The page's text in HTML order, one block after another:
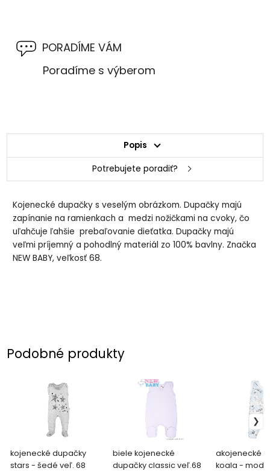
PORADÍME VÁM
Poradíme s výberom
Popis
Potrebujete poradiť?
Kojenecké dupačky s veselým obrázkom. Dupačky majú
zapínanie na ramienkach a medzi nožičkami na cvoky, čo
uľahčuje ľahšie prebaľovanie dieťatka. Dupačky majú
veľmi príjemný a pohodlný materiál zo 100% bavlny. Značka
NEW BABY, veľkosť 68.
Podobné produkty
kojenecké dupačky
stars - šedé veľ. 68
biele kojenecké
dupačky classic veľ.68
akojenecké
koala -